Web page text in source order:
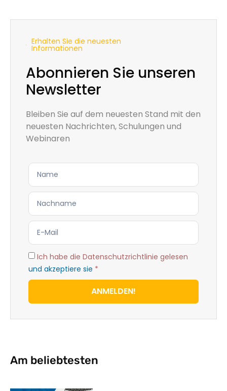
Erhalten Sie die neuesten
Informationen
Abonnieren Sie unseren
Newsletter
Bleiben Sie auf dem neuesten Stand mit den
neuesten Nachrichten, Schulungen und
Webinaren
Ich habe die Datenschutzrichtlinie gelesen
und akzeptiere sie *
ANMELDEN!
Am beliebtesten